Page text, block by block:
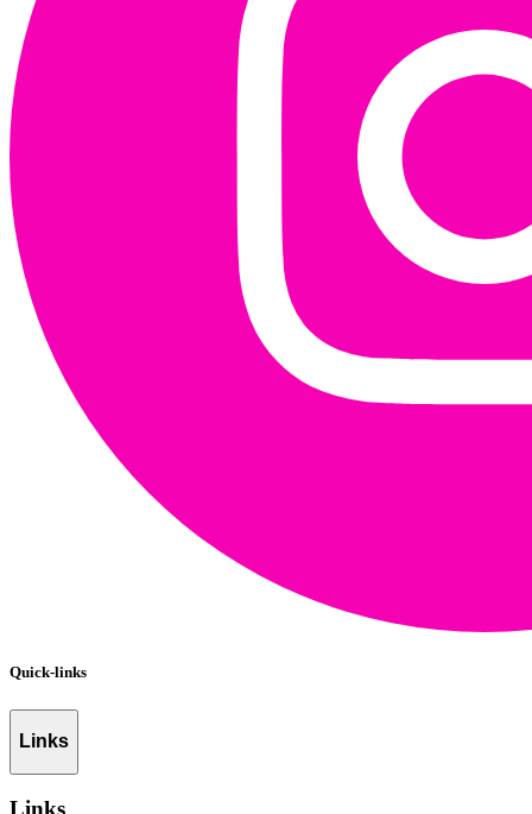
Quick-links
Links